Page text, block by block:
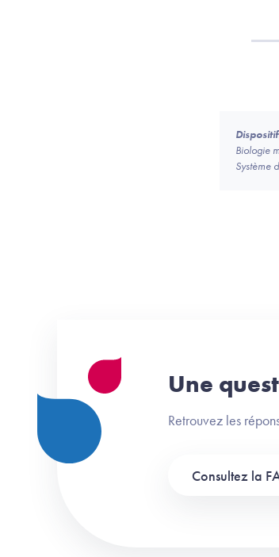
Biologie
Système
Une
Retrouvez les
Consultez la